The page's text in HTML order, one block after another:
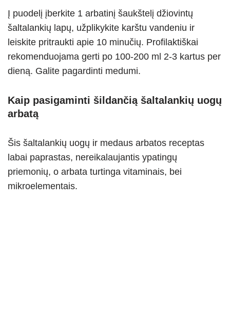
Į puodelį įberkite 1 arbatinį šaukštelį džiovintų
šaltalankių lapų, užplikykite karštu vandeniu ir
leiskite pritraukti apie 10 minučių. Profilaktiškai
rekomenduojama gerti po 100-200 ml 2-3 kartus per
dieną. Galite pagardinti medumi.
Kaip pasigaminti šildančią šaltalankių uogų
arbatą
Šis šaltalankių uogų ir medaus arbatos receptas
labai paprastas, nereikalaujantis ypatingų
priemonių, o arbata turtinga vitaminais, bei
mikroelementais.